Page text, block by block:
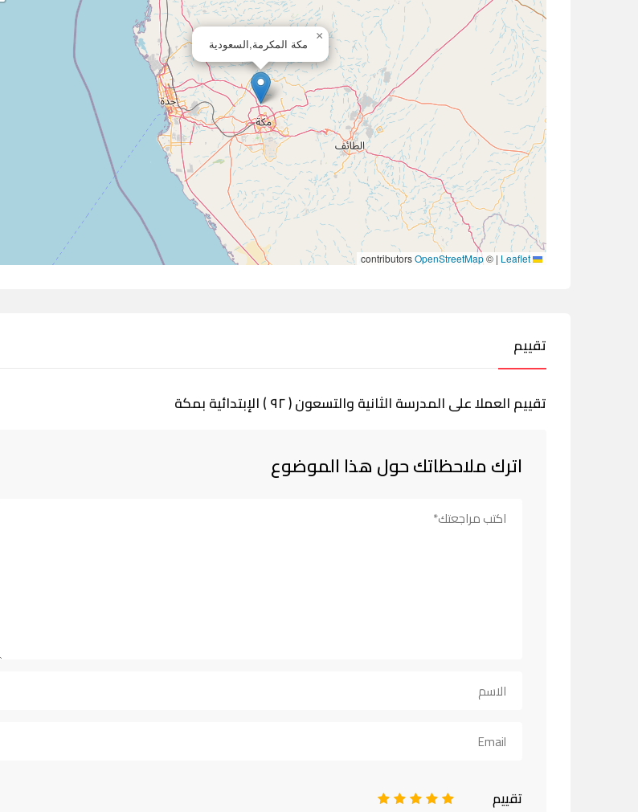
مكة المكرمة,السعودية
×
|
©
OpenStreetMap
تقييم
تقييم العملا على المدرسة الثانية والتسعون ( ٩٢ ) الإبتدائية بمكة
اترك ملاحظاتك حول هذا الموضوع
تقييم 5
4
3
2